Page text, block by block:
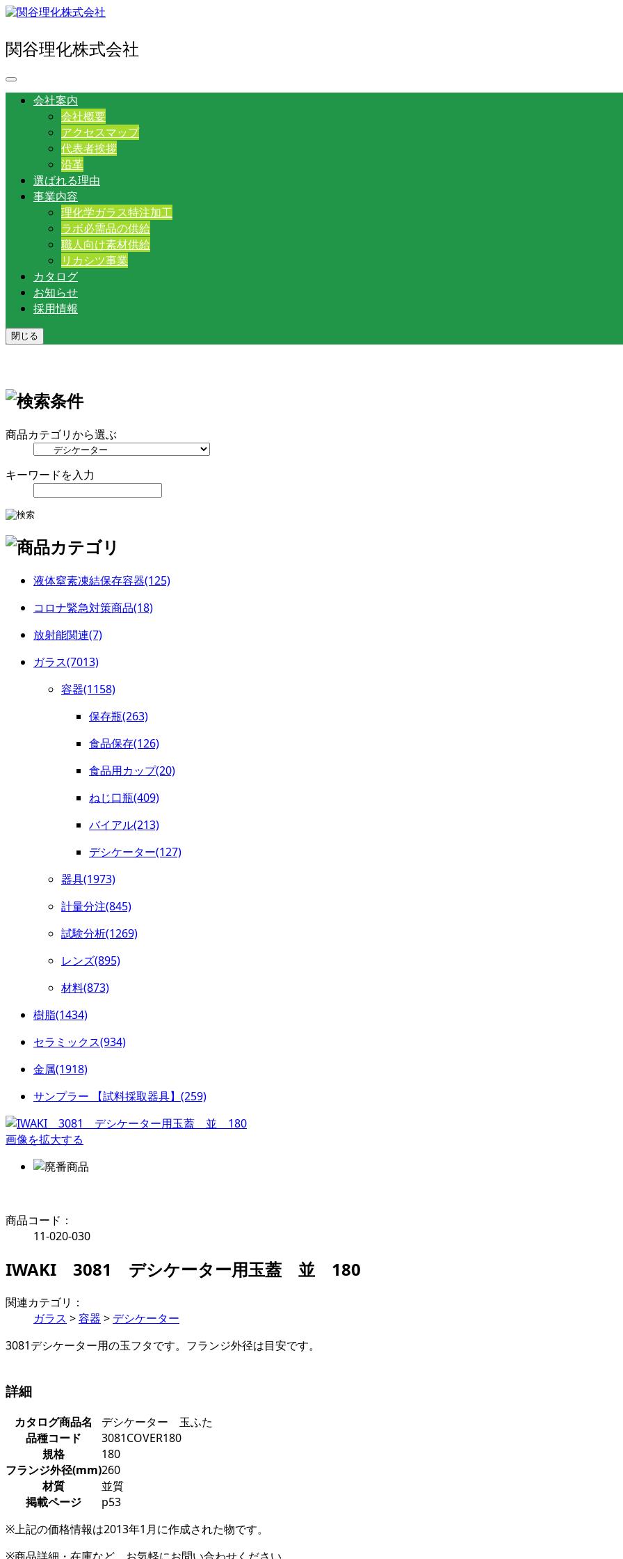
関谷理化株式会社
会社案内
会社概要
アクセスマップ
代表者挨拶
沿革
選ばれる理由
事業内容
理化学ガラス特注加工
ラボ必需品の供給
職人向け素材供給
リカシツ事業
カタログ
お知らせ
採用情報
閉じる
商品カテゴリから選ぶ
キーワードを入力
液体窒素凍結保存容器(125)
コロナ緊急対策商品(18)
放射能関連(7)
ガラス(7013)
容器(1158)
保存瓶(263)
食品保存(126)
食品用カップ(20)
ねじ口瓶(409)
バイアル(213)
デシケーター(127)
器具(1973)
計量分注(845)
試験分析(1269)
レンズ(895)
材料(873)
樹脂(1434)
セラミックス(934)
金属(1918)
サンプラー 【試料採取器具】(259)
画像を拡大する
商品コード：
11-020-030
IWAKI 3081 デシケーター用玉蓋 並 180
関連カテゴリ：
ガラス >容器 > デシケーター
3081デシケーター用の玉フタです。フランジ外径は目安です。
詳細
カタログ商品名
デシケーター 玉ふた
品種コード
3081COVER180
規格
180
フランジ外径(mm)260
材質
並質
掲載ページ
p53
※上記の価格情報は2013年1月に作成された物です。